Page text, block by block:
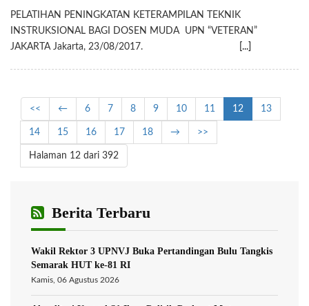
PELATIHAN PENINGKATAN KETERAMPILAN TEKNIK
INSTRUKSIONAL BAGI DOSEN MUDA UPN “VETERAN”
JAKARTA Jakarta, 23/08/2017.
[...]
<< ← 6 7 8 9 10 11 12 13
14 15 16 17 18 → >>
Halaman 12 dari 392
Berita Terbaru
Wakil Rektor 3 UPNVJ Buka Pertandingan Bulu Tangkis
Semarak HUT ke-81 RI
Kamis, 06 Agustus 2026